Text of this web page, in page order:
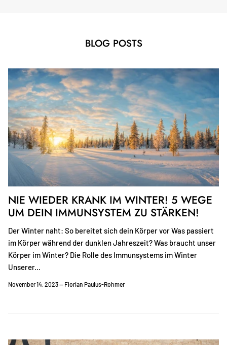
BLOG POSTS
NIE WIEDER KRANK IM WINTER! 5 WEGE
UM DEIN IMMUNSYSTEM ZU STÄRKEN!
Der Winter naht: So bereitet sich dein Körper vor Was passiert
im Körper während der dunklen Jahreszeit? Was braucht unser
Körper im Winter? Die Rolle des Immunsystems im Winter
Unserer...
November 14, 2023 — Florian Paulus-Rohmer